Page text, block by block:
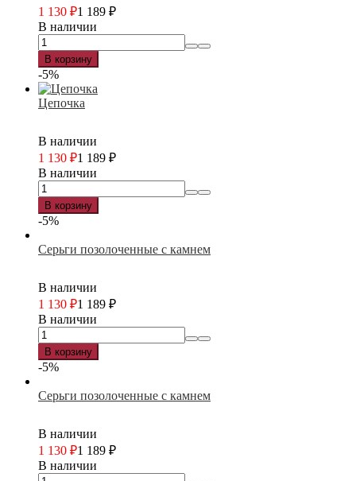
1 130 ₽1 189 ₽
В наличии
В корзину
-5%
Цепочка
В наличии
1 130 ₽1 189 ₽
В наличии
В корзину
-5%
Серьги позолоченные с камнем
В наличии
1 130 ₽1 189 ₽
В наличии
В корзину
-5%
Серьги позолоченные с камнем
В наличии
1 130 ₽1 189 ₽
В наличии